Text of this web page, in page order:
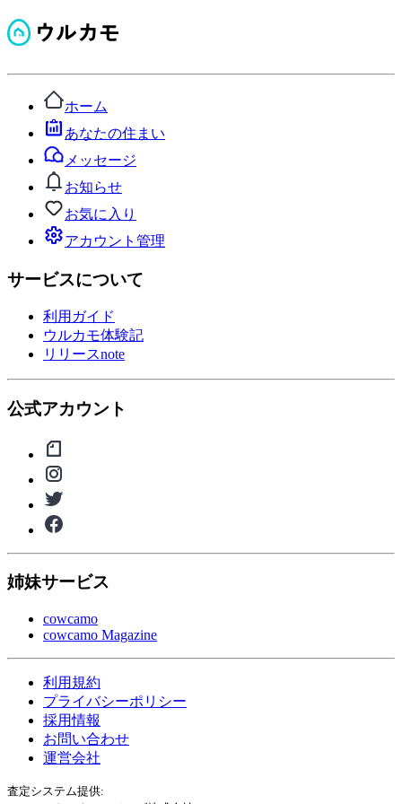
ホーム
あなたの住まい
メッセージ
お知らせ
お気に入り
アカウント管理
サービスについて
利用ガイド
ウルカモ体験記
リリースnote
公式アカウント
姉妹サービス
cowcamo
cowcamo Magazine
利用規約
プライバシーポリシー
採用情報
お問い合わせ
運営会社
査定システム提供: